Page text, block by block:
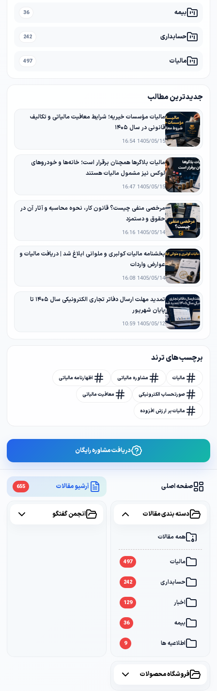
صفحه اصلی آرشیو مقالات 655
دسته بندی مقالات
همه مقالات
مالیات 497
حسابداری 242
اخبار 129
بیمه 36
اطلاعیه ها 9
انجمن گفتگو
فروشگاه محصولات
بیمه 36
حسابداری 242
مالیات 497
جدیدترین مطالب
مالیات مؤسسات خیریه؛ شرایط معافیت مالیاتی و تکالیف
قانونی در سال ۱۴۰۵
1405/05/15 16:54
مالیات بلاگرها همچنان برقرار است؛ خانه‌ها و خودروهای
لوکس نیز مشمول مالیات هستند
1405/05/15 16:47
مرخصی منفی چیست؟ قانون کار، نحوه محاسبه و آثار آن در
حقوق و دستمزد
1405/05/14 16:16
بخشنامه مالیات کولبری و ملوانی ابلاغ شد | دریافت مالیات و
عوارض واردات
1405/05/14 16:08
تمدید مهلت ارسال دفاتر تجاری الکترونیکی سال ۱۴۰۵ تا
پایان شهریور
1405/05/12 10:59
برچسب های ترند
مالیات مشاوره مالیاتی اظهارنامه مالیاتی
صورتحساب الکترونیکی معافیت مالیاتی
مالیات بر ارزش افزوده
دریافت مشاوره رایگان